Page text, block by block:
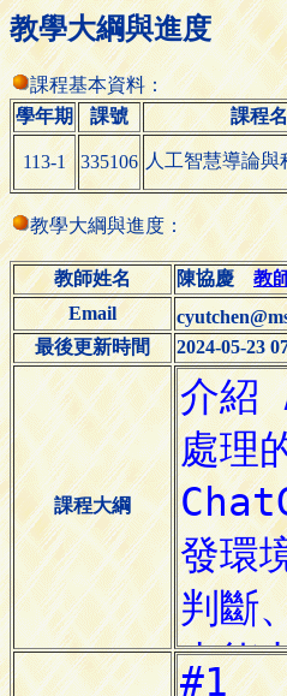
教學大綱與進度
課程基本資料：
學年期
課號 課程
113-1 335106 人工智慧導論與
教學大綱與進度：
教師姓名 陳協慶教
Email
最後更新時間
2024-05-23
課程大綱